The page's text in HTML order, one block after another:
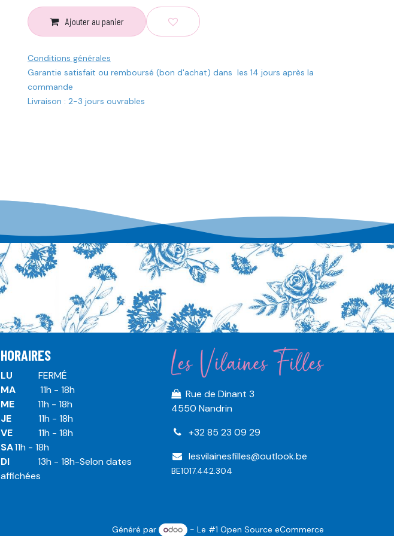
Ajouter au panier
Conditions générales
Garantie satisfait ou remboursé (bon d'achat) dans les 14 jours après la
commande
Livraison : 2-3 jours ouvrables
HORAIRES
LU
​ ​FERMÉ
MA
​11h - 18h
ME
​11h - 18h
JE
​​11h - 18h
VE
​​​11h - 18h
SA​​​11h - 18h
DI
​​​ 13h - 18h-Selon dates
affichées
Rue de Dinant 3
4550 Nandrin
+32 85 23 09 29
lesvilainesfilles@outlook.be
BE1017.442.304
Généré par - Le #1 Open Source eCommerce